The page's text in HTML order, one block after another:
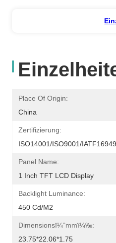
Place Of Origin:
China
Zertifizierung:
ISO14001/ISO9001/IATF16949
Panel Name:
1 Inch TFT LCD Display
Backlight Luminance:
450 Cd/m2
Dimensionsï¼ˆmmï¼‰:
23.75*22.06*1.75